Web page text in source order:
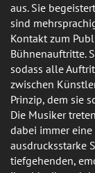
aus. Sie
sind
Kontakt zum
Bühnenauftritte.
sodass alle
zwischen
Prinzip, dem sie
Die Musiker
dabei immer
ausdrucksstarke
tiefgehenden,